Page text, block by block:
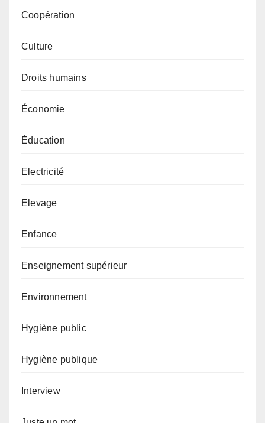
Coopération
Culture
Droits humains
Économie
Éducation
Electricité
Elevage
Enfance
Enseignement supérieur
Environnement
Hygiène public
Hygiène publique
Interview